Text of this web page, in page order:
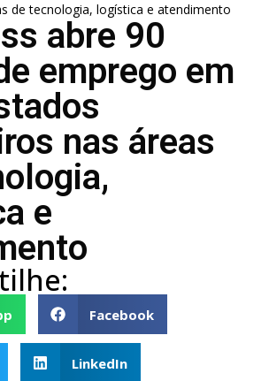
de tecnologia, logística e atendimento
abre 90
emprego em
nas áreas
e
Facebook
LinkedIn